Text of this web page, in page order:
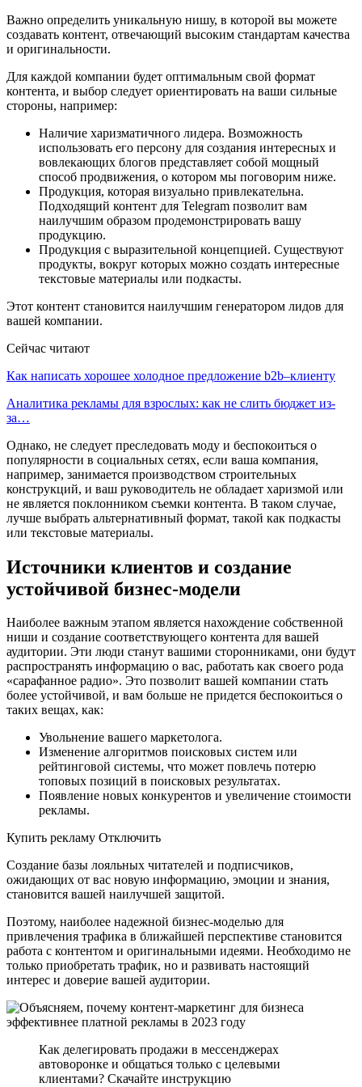
Важно определить уникальную нишу, в которой вы можете
создавать контент, отвечающий высоким стандартам качества
и оригинальности.
Для каждой компании будет оптимальным свой формат
контента, и выбор следует ориентировать на ваши сильные
стороны, например:
Наличие харизматичного лидера. Возможность
использовать его персону для создания интересных и
вовлекающих блогов представляет собой мощный
способ продвижения, о котором мы поговорим ниже.
Продукция, которая визуально привлекательна.
Подходящий контент для Telegram позволит вам
наилучшим образом продемонстрировать вашу
продукцию.
Продукция с выразительной концепцией. Существуют
продукты, вокруг которых можно создать интересные
текстовые материалы или подкасты.
Этот контент становится наилучшим генератором лидов для
вашей компании.
Сейчас читают
Как написать хорошее холодное предложение b2b–клиенту
Аналитика рекламы для взрослых: как не слить бюджет из-
за…
Однако, не следует преследовать моду и беспокоиться о
популярности в социальных сетях, если ваша компания,
например, занимается производством строительных
конструкций, и ваш руководитель не обладает харизмой или
не является поклонником съемки контента. В таком случае,
лучше выбрать альтернативный формат, такой как подкасты
или текстовые материалы.
Источники клиентов и создание
устойчивой бизнес-модели
Наиболее важным этапом является нахождение собственной
ниши и создание соответствующего контента для вашей
аудитории. Эти люди станут вашими сторонниками, они будут
распространять информацию о вас, работать как своего рода
«сарафанное радио». Это позволит вашей компании стать
более устойчивой, и вам больше не придется беспокоиться о
таких вещах, как:
Увольнение вашего маркетолога.
Изменение алгоритмов поисковых систем или
рейтинговой системы, что может повлечь потерю
топовых позиций в поисковых результатах.
Появление новых конкурентов и увеличение стоимости
рекламы.
Купить рекламу Отключить
Создание базы лояльных читателей и подписчиков,
ожидающих от вас новую информацию, эмоции и знания,
становится вашей наилучшей защитой.
Поэтому, наиболее надежной бизнес-моделью для
привлечения трафика в ближайшей перспективе становится
работа с контентом и оригинальными идеями. Необходимо не
только приобретать трафик, но и развивать настоящий
интерес и доверие вашей аудитории.
Как делегировать продажи в мессенджерах
автоворонке и общаться только с целевыми
клиентами? Скачайте инструкцию